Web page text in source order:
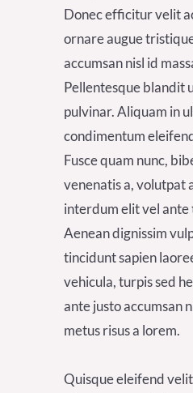
Donec efficitur velit
ornare augue
accumsan nisl id
Pellentesque blandit
pulvinar. Aliquam in
condimentum
Fusce quam nunc,
venenatis a, volutpat
interdum elit vel
Aenean dignissim
tincidunt sapien
vehicula, turpis sed
ante justo accumsan
metus risus a lorem.
Quisque eleifend